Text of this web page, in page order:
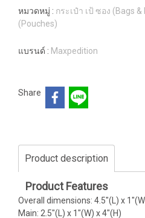
หมวดหมู่ : กระเป๋า เป้ ซอง (Bags &
(Pouches)
แบรนด์ : Maxpedition
Share
Product description
Product Features
Overall dimensions: 4.5"(L) x
Main: 2.5"(L) x 1"(W) x 4"(H)